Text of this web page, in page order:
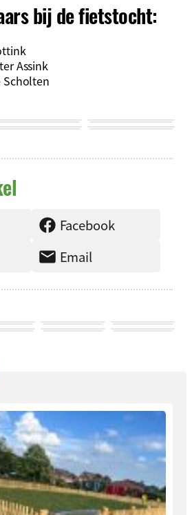
bij de fietstocht:
Assink
Scholten
Facebook
Email